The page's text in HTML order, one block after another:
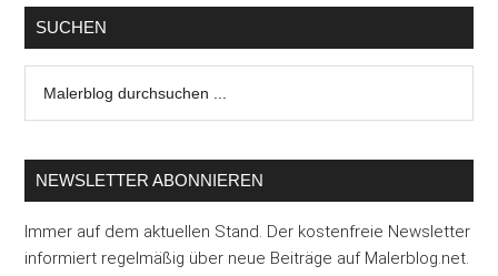
SUCHEN
durchsuchen
NEWSLETTER ABONNIEREN
Immer auf dem aktuellen Stand. Der kostenfreie Newsletter
informiert regelmäßig über neue Beiträge auf Malerblog.net.